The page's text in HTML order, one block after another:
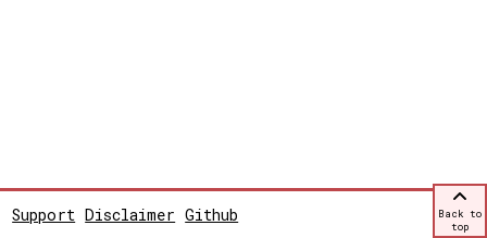
Support Disclaimer Github
Back to
top